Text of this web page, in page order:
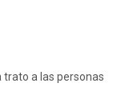
trato a las personas